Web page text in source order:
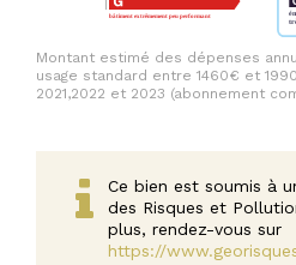
Montant estimé des dépenses
usage standard entre 1460€ et
2021,2022 et 2023 (abonnement
Ce bien est soumis à
des Risques et
plus, rendez-vous sur
https://